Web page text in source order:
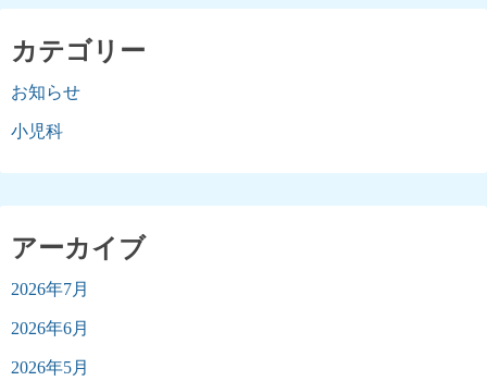
カテゴリー
お知らせ
小児科
アーカイブ
2026年7月
2026年6月
2026年5月